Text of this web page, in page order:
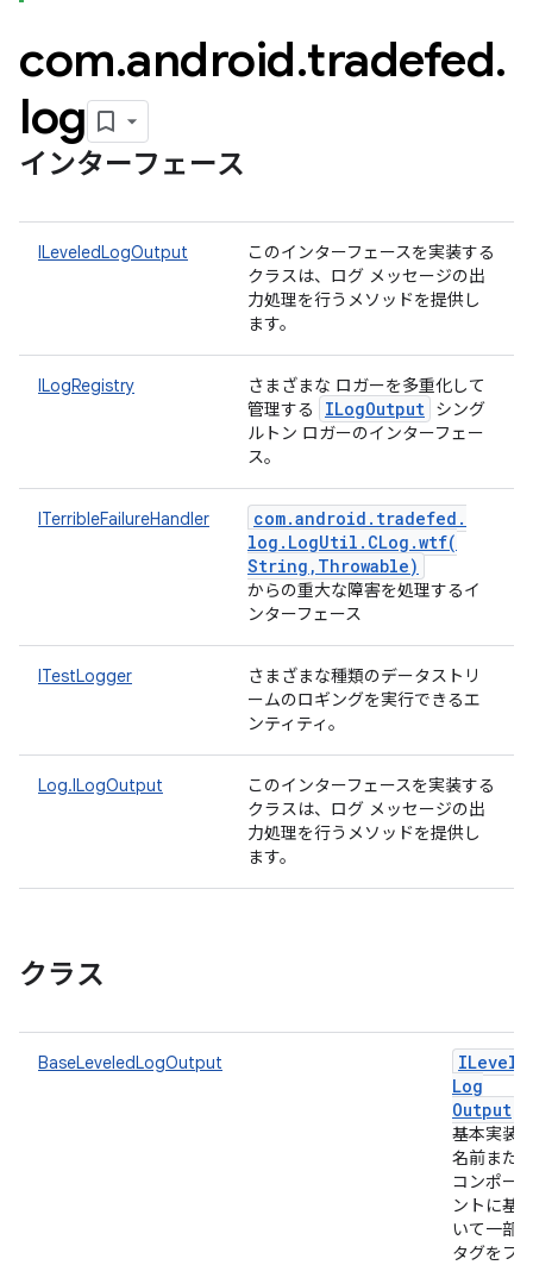
com.android.tradefed.
log
インターフェース
ILeveledLogOutput
このインターフェースを実装する
クラスは、ログ メッセージの出
力処理を行うメソッドを提供し
ます。
ILogRegistry
さまざまな ロガーを多重化して
管理する
ILogOutput シング
ルトン ロガーのインターフェー
ス。
ITerribleFailureHandler com.android . tradefed .
log . LogUtil . CLog .wtf(
String , Throwable)
からの重大な障害を処理するイ
ンターフェース
ITestLogger
さまざまな種類のデータストリ
ームのロギングを実行できるエ
ンティティ。
Log.ILogOutput
このインターフェースを実装する
クラスは、ログ メッセージの出
力処理を行うメソッドを提供し
ます。
クラス
BaseLeveledLogOutput
Log
Output
基本実装
名前また
コンポー
ントに基
いて一部
タグをフ